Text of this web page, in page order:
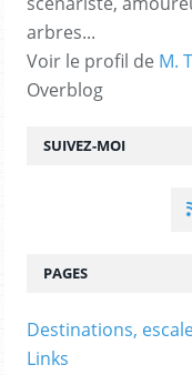
SUIVEZ-MOI
arbres...
Voir le profil de M.
Overblog
PAGES
Destinations,
Links